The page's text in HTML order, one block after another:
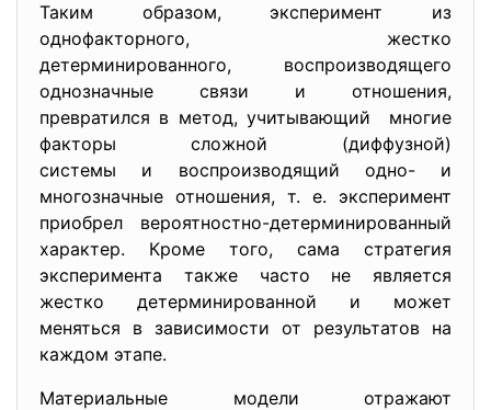
Таким образом, эксперимент из
однофакторного, жестко
детерминированного, воспроизводящего
однозначные связи и отношения,
превратился в метод, учитывающий многие
факторы сложной (диффузной)
системы и воспроизводящий одно- и
многозначные отношения, т. е. эксперимент
приобрел вероятностно-детерминированный
характер. Кроме того, сама стратегия
эксперимента также часто не является
жестко детерминированной и может
меняться в зависимости от результатов на
каждом этапе.
Материальные модели отражают